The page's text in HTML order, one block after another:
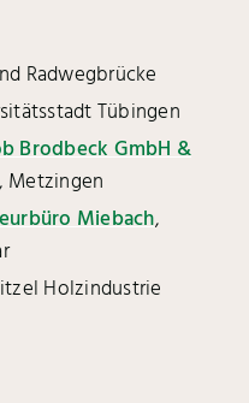
Radwegbrücke
Tübingen
Brodbeck GmbH &
, Metzingen
Miebach,
Holzindustrie